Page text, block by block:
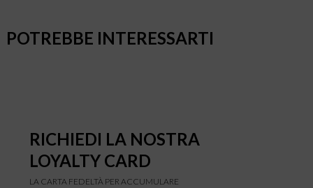
POTREBBE INTERESSARTI
RICHIEDI LA NOSTRA
LOYALTY CARD
LA CARTA FEDELTÀ PER ACCUMULARE